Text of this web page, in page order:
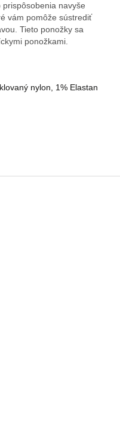
navyše
vám pomôže sústrediť
Tieto ponožky sa
ponožkami.
nylon, 1% Elastan